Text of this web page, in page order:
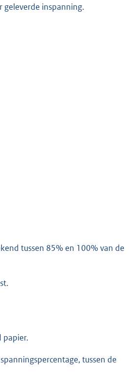
geleverde inspanning.
tussen 85% en 100% van de
papier.
tussen de